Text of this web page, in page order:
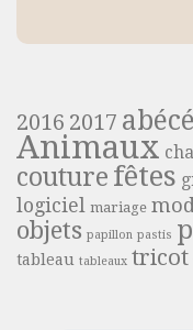
2016 2017
Animaux
couture fêtes
logiciel mariage
objets papillon pastis
tableau tableaux tricot